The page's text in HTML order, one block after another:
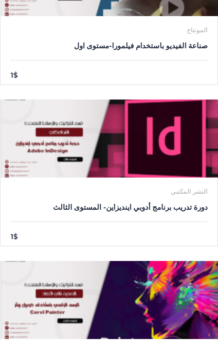
المونتاج
صناعة الفيديو باستخدام فيلمورا-مستوى اول
1$
النشر المكتبي
دورة تدريب برنامج أدوبي اينديزاين- المستوى الثالث
1$